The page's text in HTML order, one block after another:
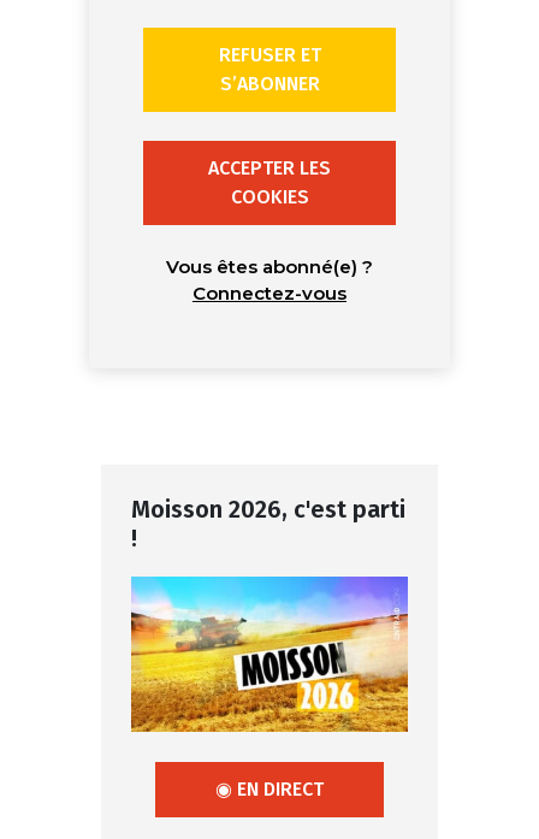
REFUSER ET
S’ABONNER
ACCEPTER LES
COOKIES
Vous êtes abonné(e) ?
Connectez-vous
Moisson 2026, c'est parti
!
◉ EN DIRECT